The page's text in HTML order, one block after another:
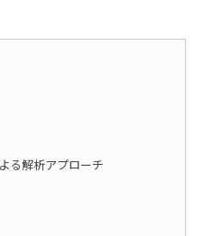
る解析アプローチ